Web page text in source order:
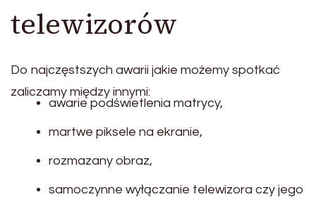
telewizorów
Do najczęstszych awarii jakie możemy spotkać
zaliczamy między innymi:
awarie podświetlenia matrycy,
martwe piksele na ekranie,
rozmazany obraz,
samoczynne wyłączanie telewizora czy jego